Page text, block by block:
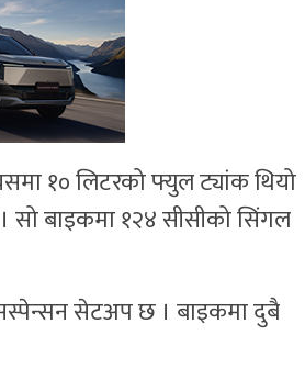
१० लिटरको फ्युल ट्यांक थियो
सो बाइकमा १२४ सीसीको सिंगल
सेटअप छ । बाइकमा दुबै